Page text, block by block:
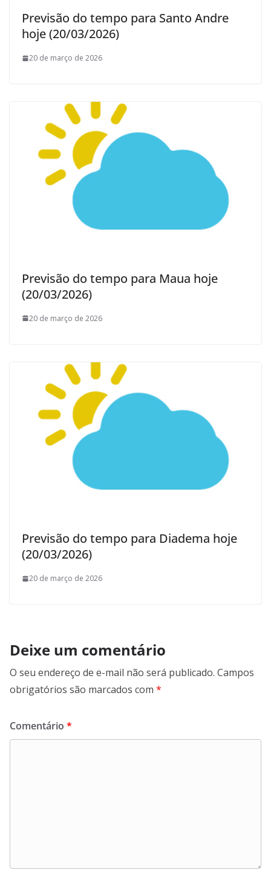
Previsão do tempo para Santo Andre
hoje (20/03/2026)
20 de março de 2026
Previsão do tempo para Maua hoje
(20/03/2026)
20 de março de 2026
Previsão do tempo para Diadema hoje
(20/03/2026)
20 de março de 2026
Deixe um comentário
O seu endereço de e-mail não será publicado. Campos
obrigatórios são marcados com *
Comentário *